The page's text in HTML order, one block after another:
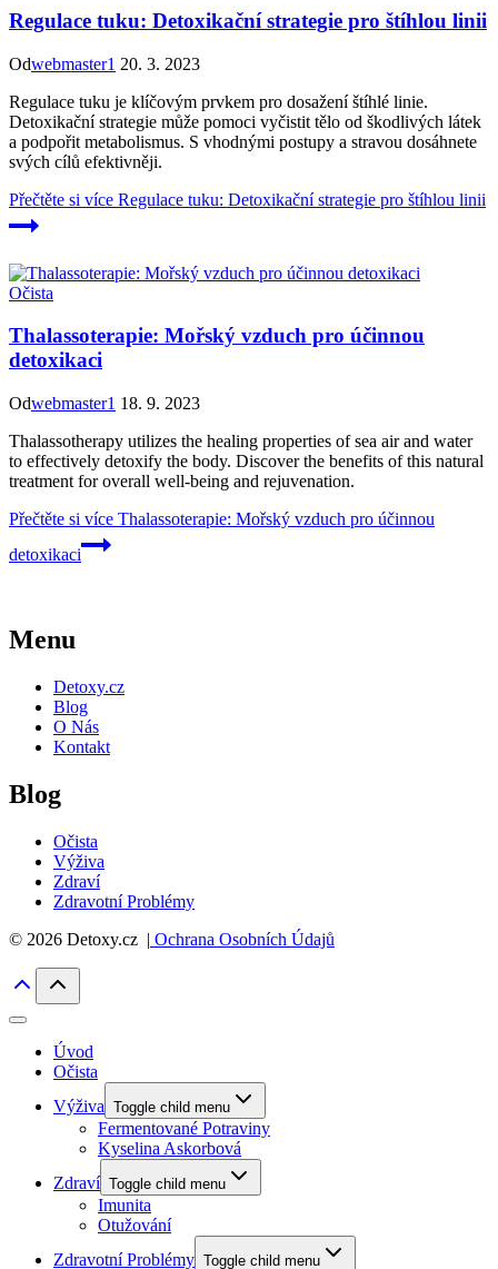
Regulace tuku: Detoxikační strategie pro štíhlou linii
Odwebmaster1 20. 3. 2023
Regulace tuku je klíčovým prvkem pro dosažení štíhlé linie.
Detoxikační strategie může pomoci vyčistit tělo od škodlivých látek
a podpořit metabolismus. S vhodnými postupy a stravou dosáhnete
svých cílů efektivněji.
Přečtěte si více Regulace tuku: Detoxikační strategie pro štíhlou linii
Očista
Thalassoterapie: Mořský vzduch pro účinnou
detoxikaci
Odwebmaster1 18. 9. 2023
Thalassotherapy utilizes the healing properties of sea air and water
to effectively detoxify the body. Discover the benefits of this natural
treatment for overall well-being and rejuvenation.
Přečtěte si více Thalassoterapie: Mořský vzduch pro účinnou
detoxikaci
Menu
Detoxy.cz
Blog
O Nás
Kontakt
Blog
Očista
Výživa
Zdraví
Zdravotní Problémy
© 2026 Detoxy.cz | Ochrana Osobních Údajů
Úvod
Očista
Výživa Toggle child menu
Fermentované Potraviny
Kyselina Askorbová
Zdraví Toggle child menu
Imunita
Otužování
Zdravotní Problémy Toggle child menu